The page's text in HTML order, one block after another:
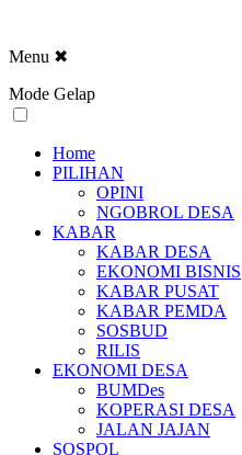
Menu ✖
Mode Gelap
Home
PILIHAN
OPINI
NGOBROL DESA
KABAR
KABAR DESA
EKONOMI BISNIS
KABAR PUSAT
KABAR PEMDA
SOSBUD
RILIS
EKONOMI DESA
BUMDes
KOPERASI DESA
JALAN JAJAN
SOSPOL